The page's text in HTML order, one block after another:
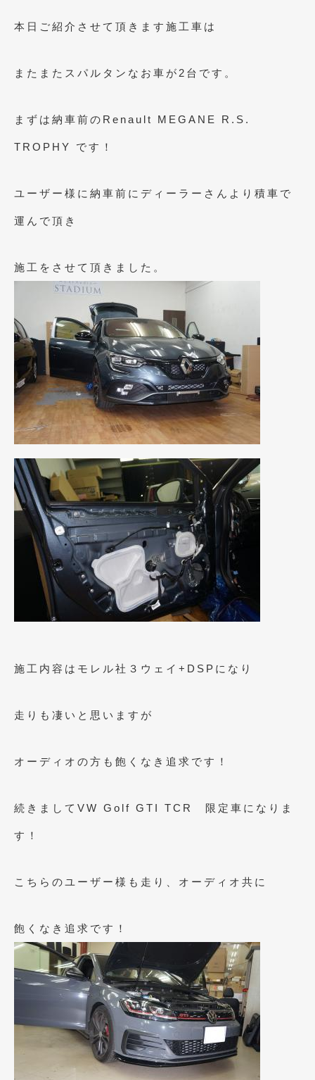
2024年4月(1)
2023年11月
2023年8月(2)
2023年4月
2022年10月 (2)
2022年8月(1)
2022年4月 (2)
2022年1月(3)
2021年12月 (2)
2021年8月(2)
2021年7月 (7)
2021年4月(1)
2021年3月(1)
2021年1月(2)
2020年12月(2)
2020年11月 (2)
2020年10月(1)
2020年8月 (4)
2020年6月(2)
2020年4月(4)
2019年12月(8)
2019年10月 (7)
2019年9月(12)
2019年8月(10)
2019年7月(17)
2019年6月(16)
2019年5月 (21)
本日ご紹介させて頂きます施工車は
またまたスパルタンなお車が2台です。
まずは納車前のRenault MEGANE R.S.
TROPHY です！
ユーザー様に納車前にディーラーさんより積車で
運んで頂き
施工をさせて頂きました。
施工内容はモレル社３ウェイ+DSPになり
走りも凄いと思いますが
オーディオの方も飽くなき追求です！
続きましてVW Golf GTI TCR 限定車になりま
す！
こちらのユーザー様も走り、オーディオ共に
飽くなき追求です！